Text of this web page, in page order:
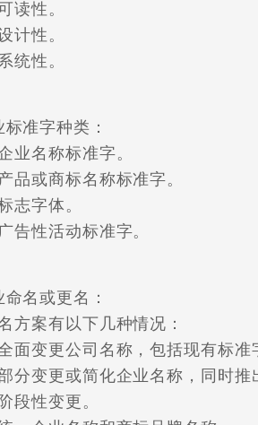
性。
性。
性。
准字种类：
名称标准字。
或商标名称标准字。
字体。
性活动标准字。
名或更名：
案有以下几种情况：
变更公司名称，包括现有标准
变更或简化企业名称，同时推
性变更。